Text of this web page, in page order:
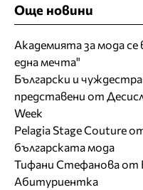
Още новини
Академията за мода
една мечта"
Български и
представени от
Week
Pelagia Stage Couture
българската мода
Тифани Стефанова от
Абитуриентка